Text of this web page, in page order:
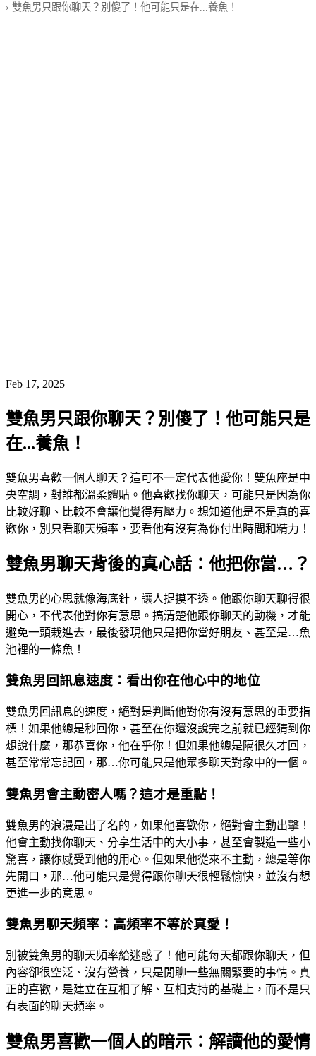
› 雙魚男只跟你聊天？別傻了！他可能只是在...養魚！
Feb 17, 2025
雙魚男只跟你聊天？別傻了！他可能只是
在...養魚！
雙魚男喜歡一個人聊天？這可不一定代表他愛你！雙魚座是中
央空調，對誰都溫柔體貼。他喜歡找你聊天，可能只是因為你
比較好聊、比較不會讓他覺得有壓力。想知道他是不是真的喜
歡你，別只看聊天頻率，要看他有沒有為你付出時間和精力！
雙魚男聊天背後的真心話：他把你當…？
雙魚男的心思就像海底針，讓人捉摸不透。他跟你聊天聊得很
開心，不代表他對你有意思。搞清楚他跟你聊天的動機，才能
避免一頭栽進去，最後發現他只是把你當好朋友、甚至是…魚
池裡的一條魚！
雙魚男回訊息速度：看出你在他心中的地位
雙魚男回訊息的速度，絕對是判斷他對你有沒有意思的重要指
標！如果他總是秒回你，甚至在你還沒說完之前就已經猜到你
想說什麼，那恭喜你，他在乎你！但如果他總是隔很久才回，
甚至常常忘記回，那…你可能只是他眾多聊天對象中的一個。
雙魚男會主動密人嗎？這才是重點！
雙魚男的浪漫是出了名的，如果他喜歡你，絕對會主動出擊！
他會主動找你聊天、分享生活中的大小事，甚至會製造一些小
驚喜，讓你感受到他的用心。但如果他從來不主動，總是等你
先開口，那…他可能只是覺得跟你聊天很輕鬆愉快，並沒有想
更進一步的意思。
雙魚男聊天頻率：高頻率不等於真愛！
別被雙魚男的聊天頻率給迷惑了！他可能每天都跟你聊天，但
內容卻很空泛、沒有營養，只是閒聊一些無關緊要的事情。真
正的喜歡，是建立在互相了解、互相支持的基礎上，而不是只
有表面的聊天頻率。
雙魚男喜歡一個人的暗示：解讀他的愛情